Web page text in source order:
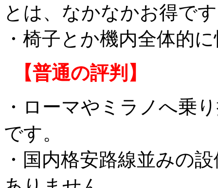
とは、なかなかお得で
・椅子とか機内全体的
【普通の評判】
・ローマやミラノへ乗
です。
・国内格安路線並みの